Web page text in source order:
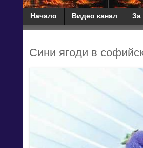
Начало Видео канал За
Сини ягоди в